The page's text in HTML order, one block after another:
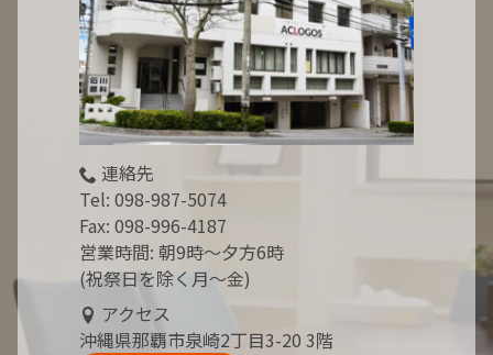
連絡先
Tel: 098-987-5074
Fax: 098-996-4187
営業時間: 朝9時～夕方6時
(祝祭日を除く月～金)
アクセス
沖縄県那覇市泉崎2丁目3-20 3階